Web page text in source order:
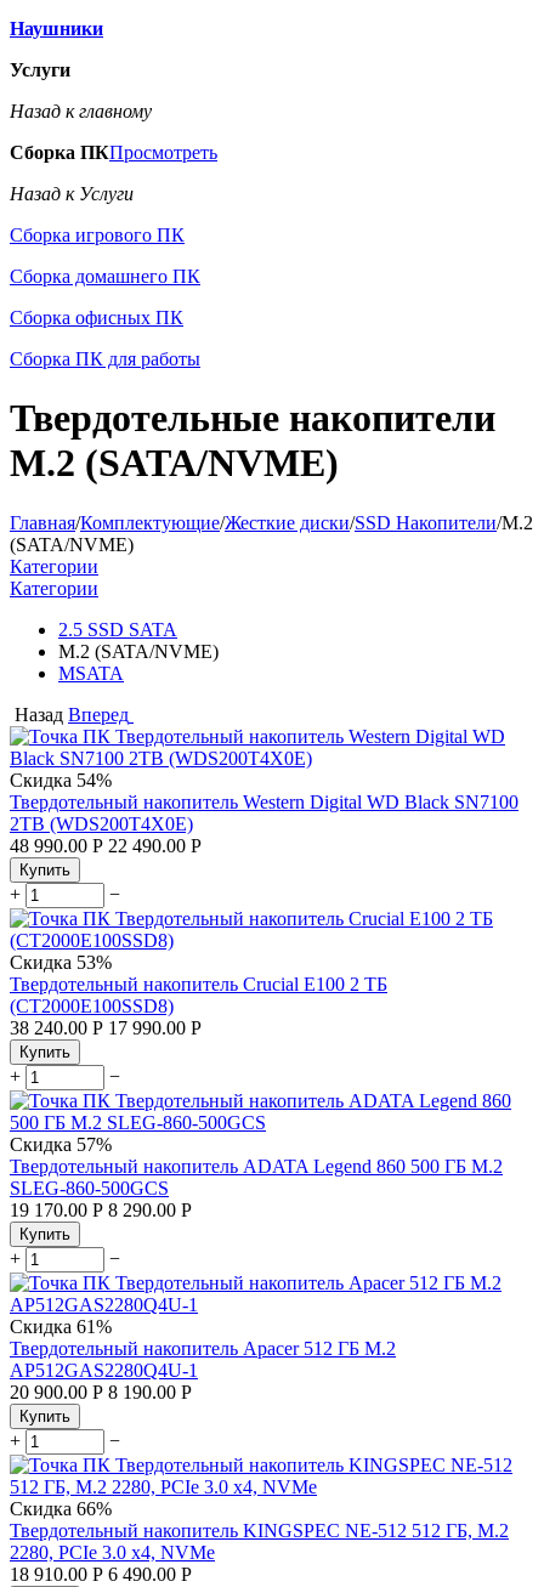
Наушники
Услуги
Назад к главному
Сборка ПКПросмотреть
Назад к Услуги
Сборка игрового ПК
Сборка домашнего ПК
Сборка офисных ПК
Сборка ПК для работы
Твердотельные накопители
M.2 (SATA/NVME)
Главная/Комплектующие/Жесткие диски/SSD Накопители/M.2
(SATA/NVME)
Категории
Категории
2.5 SSD SATA
M.2 (SATA/NVME)
MSATA
Назад Вперед
Скидка 54%
Твердотельный накопитель Western Digital WD Black SN7100
2TB (WDS200T4X0E)
48 990.00 Р 22 490.00 Р
Купить
+ −
Скидка 53%
Твердотельный накопитель Crucial E100 2 ТБ
(CT2000E100SSD8)
38 240.00 Р 17 990.00 Р
Купить
+ −
Скидка 57%
Твердотельный накопитель ADATA Legend 860 500 ГБ M.2
SLEG-860-500GCS
19 170.00 Р 8 290.00 Р
Купить
+ −
Скидка 61%
Твердотельный накопитель Apacer 512 ГБ M.2
AP512GAS2280Q4U-1
20 900.00 Р 8 190.00 Р
Купить
+ −
Скидка 66%
Твердотельный накопитель KINGSPEC NE-512 512 ГБ, M.2
2280, PCIe 3.0 x4, NVMe
18 910.00 Р 6 490.00 Р